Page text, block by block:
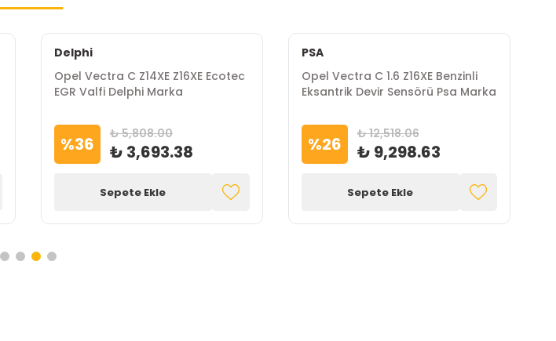
Delphi
Opel Vectra C Z14XE Z16XE Ecotec
EGR Valfi Delphi Marka
%36 ₺ 5,808.00
₺ 3,693.38
Sepete Ekle
PSA
Opel Vectra C 1.6 Z16XE Benzinli
Eksantrik Devir Sensörü Psa Marka
%26 ₺ 12,518.06
₺ 9,298.63
Sepete Ekle